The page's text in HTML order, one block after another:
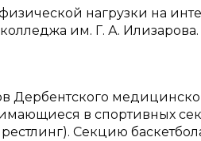
нагрузки на
им. Г. А. Илизарова.
Дербентского
в спортивных
Секцию